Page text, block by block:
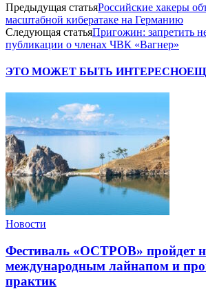
Предыдущая статьяРоссийские хакеры
масштабной кибератаке на Германию
Следующая статьяПригожин: запретить
публикации о членах ЧВК «Вагнер»
ЭТО МОЖЕТ БЫТЬ ИНТЕРЕСНО
Новости
Фестиваль «ОСТРОВ» пройдет
международным лайнапом и
практик